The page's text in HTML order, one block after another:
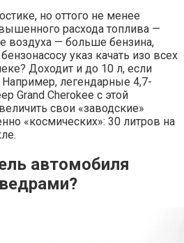
но оттого не менее
расхода топлива —
воздуха — больше бензина,
указ качать изо всех
Доходит и до 10 л, если
легендарные 4,7-
Grand Cherokee с этой
свои «заводские»
«космических»: 30 литров на
автомобиля